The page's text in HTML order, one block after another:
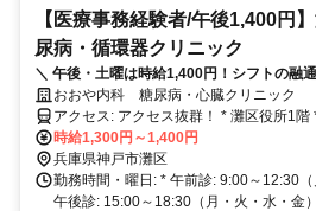
【医療事務経験者/午後1,400円
尿病・循環器クリニック
＼ 午後・土曜は時給1,400円！シフトの融
経験者優遇＞
おおや内科 糖尿病・心臓クリニック
アクセス: アクセス抜群！ * 灘区役所1階 * 阪神バス「灘区役所前」バ
ス停すぐ * 六甲道南公園東隣 * JR六甲道
家駅より徒歩約5分 * 阪急六甲駅より徒歩
時給1,300円～1,400円
兵庫県神戸市灘区
勤務時間・曜日: * 午前診: 9:00～12:30
午後診: 15:00～18:30（月・火・水・金